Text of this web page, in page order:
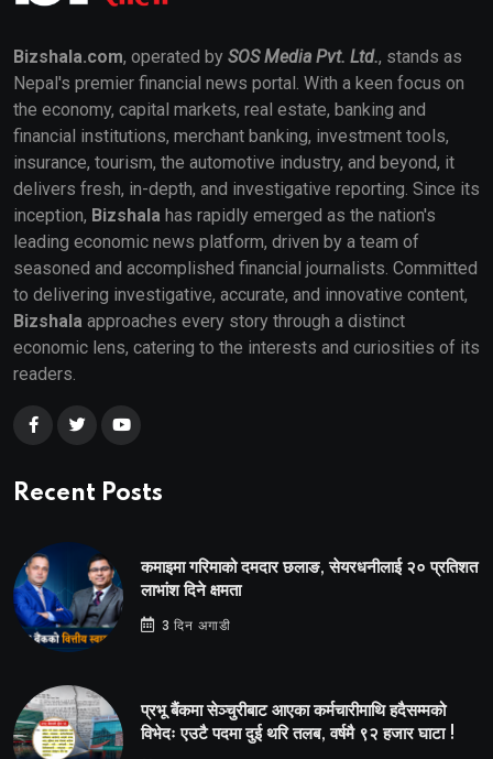
Bizshala.com, operated by SOS Media Pvt. Ltd., stands as
Nepal's premier financial news portal. With a keen focus on
the economy, capital markets, real estate, banking and
financial institutions, merchant banking, investment tools,
insurance, tourism, the automotive industry, and beyond, it
delivers fresh, in-depth, and investigative reporting. Since its
inception, Bizshala has rapidly emerged as the nation's
leading economic news platform, driven by a team of
seasoned and accomplished financial journalists. Committed
to delivering investigative, accurate, and innovative content,
Bizshala approaches every story through a distinct
economic lens, catering to the interests and curiosities of its
readers.
Recent Posts
कमाइमा गरिमाको दमदार छलाङ, सेयरधनीलाई २० प्रतिशत
लाभांश दिने क्षमता
3 दिन अगाडी
प्रभू बैंकमा सेञ्चुरीबाट आएका कर्मचारीमाथि हदैसम्मको
विभेदः एउटै पदमा दुई थरि तलब, वर्षमै ९२ हजार घाटा !